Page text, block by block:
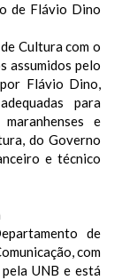
de Flávio Dino
Cultura com o
assumidos pelo
Flávio Dino,
para
e
do Governo
e técnico
de
com
UNB e está